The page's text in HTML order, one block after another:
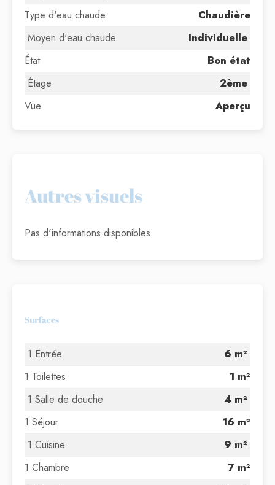
Type d'eau chaude
Chaudière
Moyen d'eau chaude
Individuelle
État
Bon état
Étage
2ème
Vue
Aperçu
Autres visuels
Pas d'informations disponibles
Surfaces
1 Entrée
6 m²
1 Toilettes
1 m²
1 Salle de douche
4 m²
1 Séjour
16 m²
1 Cuisine
9 m²
1 Chambre
7 m²